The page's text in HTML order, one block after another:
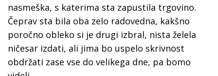
nasmeška, s katerima sta zapustila trgovino.
Čeprav sta bila oba zelo radovedna, kakšno
poročno obleko si je drugi izbral, nista želela
ničesar izdati, ali jima bo uspelo skrivnost
obdržati zase vse do velikega dne, pa bomo